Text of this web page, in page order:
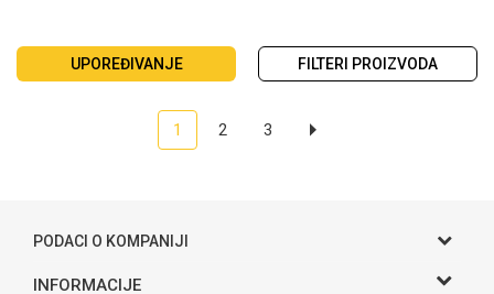
UPOREĐIVANJE FILTERI PROIZVODA
1 2 3
PODACI O KOMPANIJI
Gama S doo
INFORMACIJE